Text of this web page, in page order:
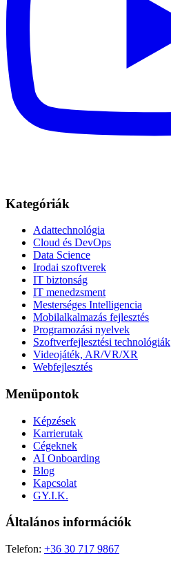
Kategóriák
Adattechnológia
Cloud és DevOps
Data Science
Irodai szoftverek
IT biztonság
IT menedzsment
Mesterséges Intelligencia
Mobilalkalmazás fejlesztés
Programozási nyelvek
Szoftverfejlesztési technológiák
Videojáték, AR/VR/XR
Webfejlesztés
Menüpontok
Képzések
Karrierutak
Cégeknek
AI Onboarding
Blog
Kapcsolat
GY.I.K.
Általános információk
Telefon: +36 30 717 9867